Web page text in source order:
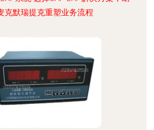
克默瑞提克重塑业务流程